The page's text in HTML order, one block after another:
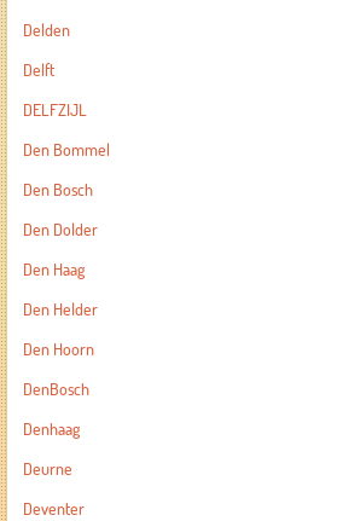
Delden
Delft
DELFZIJL
Den Bommel
Den Bosch
Den Dolder
Den Haag
Den Helder
Den Hoorn
DenBosch
Denhaag
Deurne
Deventer